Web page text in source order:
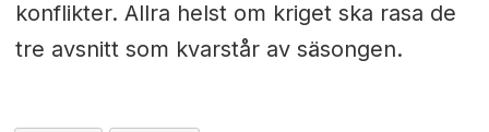
konflikter. Allra helst om kriget ska rasa de
tre avsnitt som kvarstår av säsongen.